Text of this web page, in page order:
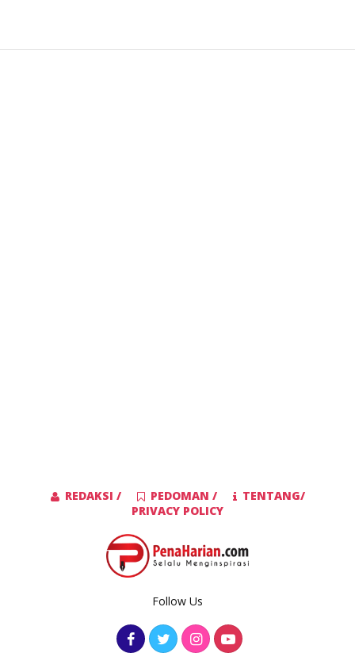
REDAKSI / PEDOMAN /
TENTANG/
PRIVACY POLICY
Follow Us